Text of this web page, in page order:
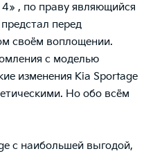
, по праву являющийся
перед
своём воплощении.
с моделью
изменения Kia Sportage
Но обо всём
с наибольшей выгодой,